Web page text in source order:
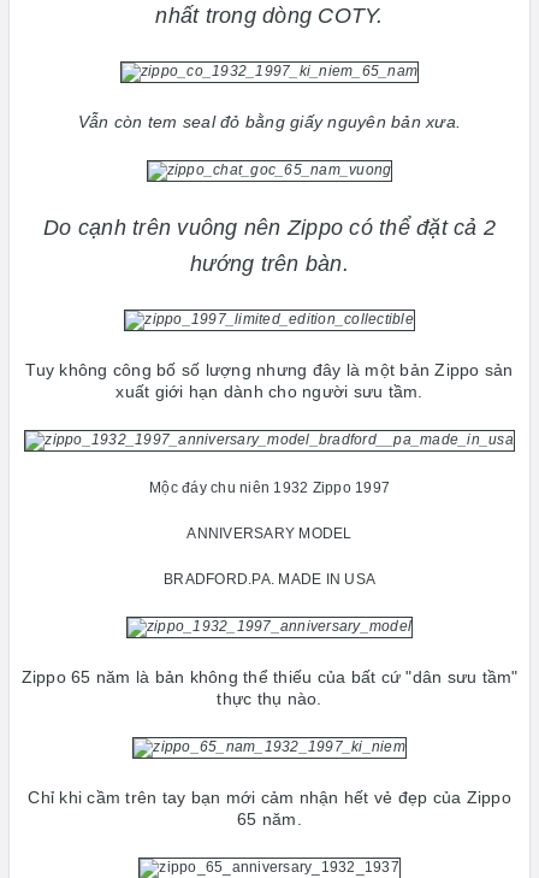
nhất trong dòng COTY.
Vẫn còn tem seal đỏ bằng giấy nguyên bản xưa.
Do cạnh trên vuông nên Zippo có thể đặt cả 2
hướng trên bàn.
Tuy không công bố số lượng nhưng đây là một bản Zippo sản
xuất giới hạn dành cho người sưu tầm.
Mộc đáy chu niên 1932 Zippo 1997
ANNIVERSARY MODEL
BRADFORD.PA. MADE IN USA
Zippo 65 năm là bản không thể thiếu của bất cứ "dân sưu tầm"
thực thụ nào.
Chỉ khi cầm trên tay bạn mới cảm nhận hết vẻ đẹp của Zippo
65 năm.